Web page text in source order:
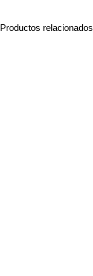
Productos relacionados